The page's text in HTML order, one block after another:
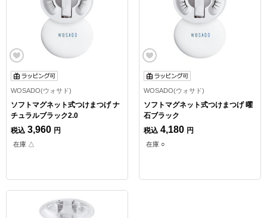
WOSADO(ウォサド)
ソフトマグネット式つけまつげ ナ
チュラルブラック2.0
税込 3,960 円
在庫 △
WOSADO(ウォサド)
ソフトマグネット式つけまつげ 曜
石ブラック
税込 4,180 円
在庫 ○